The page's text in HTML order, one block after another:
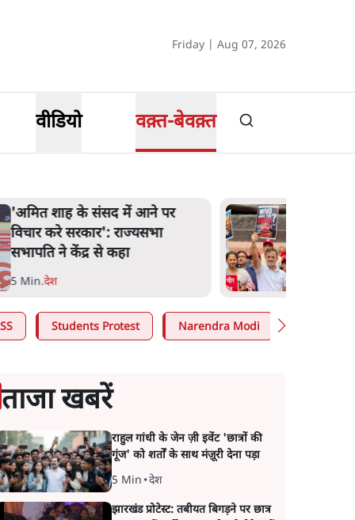
Friday | Aug 07, 2026
वीडियो वक़्त-बेवक़्त
शाह के ख़िलाफ़ संसद में विपक्ष का
मार्च, 'गृह मंत्री मुंह छुपा रहे हैं क्योंकि
वो छात्रों के गुनहगार हैं'
5 Min.देश
Students Protest Narendra Modi
ताजा खबरें
राहुल गांधी के जेन ज़ी इवेंट 'छात्रों की
गूंज' को शर्तों के साथ मंज़ूरी देना पड़ा
5 Min •देश
झारखंड प्रोटेस्ट: तबीयत बिगड़ने पर छात्र